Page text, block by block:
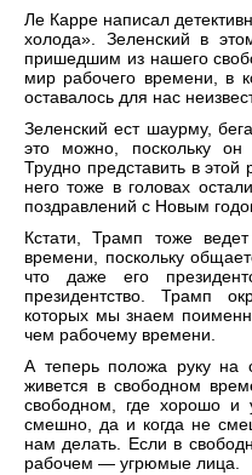
Ле Карре написал
холода». Зеленский в
пришедшим из нашего
мир рабочего времени, в
оставалось для нас
Зеленский ест шаурму,
это можно, поскольку он
Трудно представить в
него тоже в головах
поздравлений с Новым
Кстати, Трамп тоже
времени, поскольку
что даже его
президентство. Трамп
которых мы знаем
чем рабочему времени.
А теперь положа руку на
живется в свободном
свободном, где хорошо и
смешно, да и когда не
нам делать. Если в
рабочем — угрюмые лица.